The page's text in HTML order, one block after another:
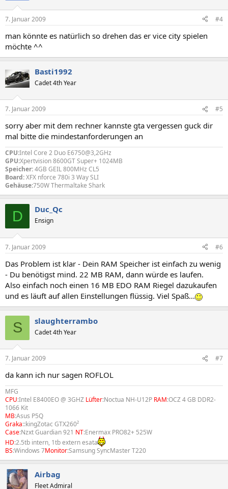
7. Januar 2009 #4
man könnte es natürlich so drehen das er vice city spielen
möchte ^^
Basti1992
Cadet 4th Year
7. Januar 2009 #5
sorry aber mit dem rechner kannste gta vergessen guck dir
mal bitte die mindestanforderungen an
CPU:Intel Core 2 Duo E6750@3,2GHz
GPU:Xpertvision 8600GT Super+ 1024MB
Speicher:4GB GEIL 800MHz CL5
Board:XFX nforce 780i 3 Way SLI
Gehäuse:750W Thermaltake Shark
D Duc_Qc
Ensign
7. Januar 2009 #6
Das Problem ist klar - Dein RAM Speicher ist einfach zu wenig
- Du benötigst mind. 22 MB RAM, dann würde es laufen.
Also einfach noch einen 16 MB EDO RAM Riegel dazukaufen
und es läuft auf allen Einstellungen flüssig. Viel Spaß...
S slaughterrambo
Cadet 4th Year
7. Januar 2009 #7
da kann ich nur sagen ROFLOL
MFG
CPU:Intel E8400EO @ 3GHZ Lüfter:Noctua NH-U12P RAM:OCZ 4 GB DDR2-
1066 Kit
MB:Asus P5Q
Graka::kingZotac GTX260²
Case:Nzxt Guardian 921 NT:Enermax PRO82+ 525W
HD:2.5tb intern, 1tb extern esata
BS:Windows 7Monitor:Samsung SyncMaster T220
Airbag
Fleet Admiral